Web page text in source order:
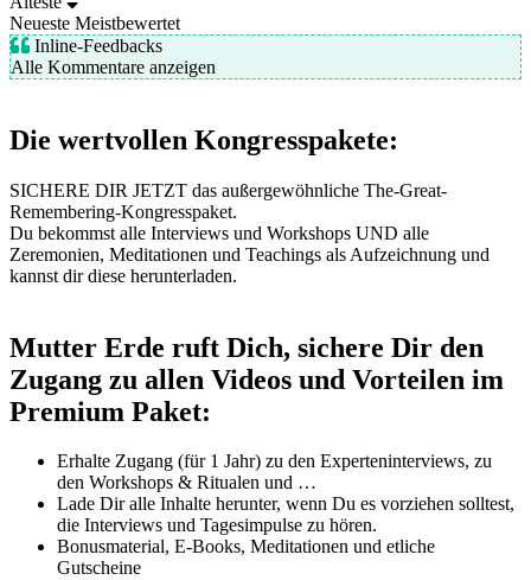
Neueste Meistbewertet
Inline-Feedbacks
Alle Kommentare anzeigen
Die wertvollen Kongresspakete:
SICHERE DIR JETZT das außergewöhnliche The-Great-
Remembering-Kongresspaket.
Du bekommst alle Interviews und Workshops UND alle
Zeremonien, Meditationen und Teachings als Aufzeichnung und
kannst dir diese herunterladen.
Mutter Erde ruft Dich, sichere Dir den
Zugang zu allen Videos und Vorteilen im
Premium Paket:
Erhalte Zugang (für 1 Jahr) zu den Experteninterviews, zu
den Workshops & Ritualen und …
Lade Dir alle Inhalte herunter, wenn Du es vorziehen solltest,
die Interviews und Tagesimpulse zu hören.
Bonusmaterial, E-Books, Meditationen und etliche
Gutscheine